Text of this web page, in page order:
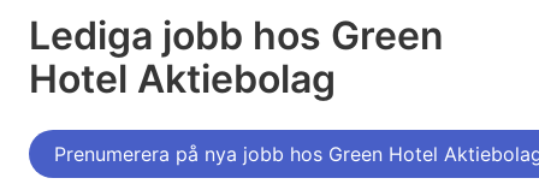
Lediga jobb hos Green
Hotel Aktiebolag
Prenumerera på nya jobb hos Green Hotel